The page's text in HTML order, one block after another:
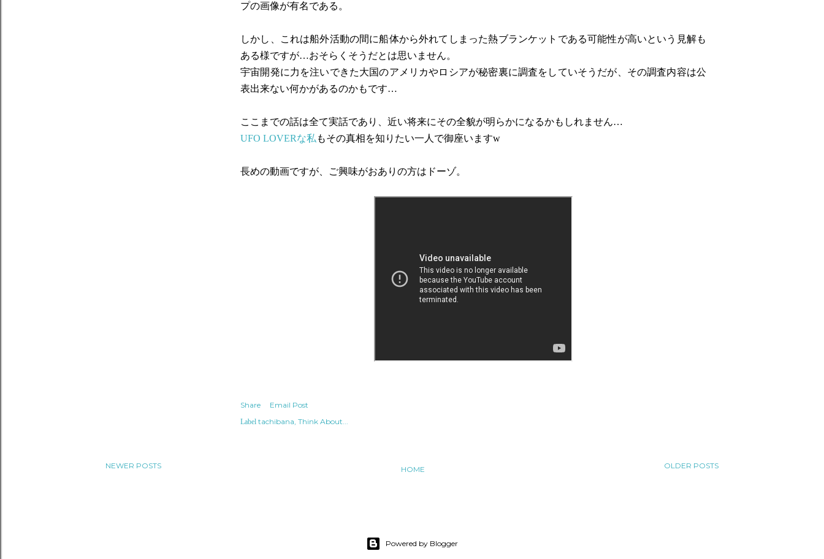
プの画像が有名である。
しかし、これは船外活動の間に船体から外れてしまった熱ブランケットである可能性が高いという見解も
ある様ですが…おそらくそうだとは思いません。
宇宙開発に力を注いできた大国のアメリカやロシアが秘密裏に調査をしていそうだが、その調査内容は公
表出来ない何かがあるのかもです…
ここまでの話は全て実話であり、近い将来にその全貌が明らかになるかもしれません…
UFO LOVERな私 もその真相を知りたい一人で御座いますw
長めの動画ですが、ご興味がおありの方はドーゾ。
Share Email Post
Label tachibana Think About...
NEWER POSTS OLDER POSTS
HOME
Powered by Blogger